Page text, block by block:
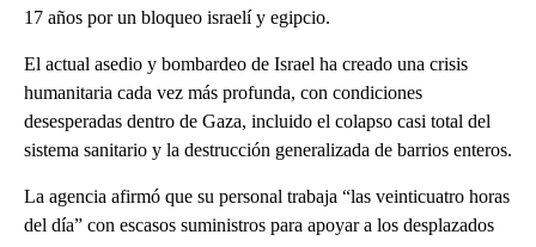
17 años por un bloqueo israelí y egipcio.
El actual asedio y bombardeo de Israel ha creado una crisis
humanitaria cada vez más profunda, con condiciones
desesperadas dentro de Gaza, incluido el colapso casi total del
sistema sanitario y la destrucción generalizada de barrios enteros.
La agencia afirmó que su personal trabaja “las veinticuatro horas
del día” con escasos suministros para apoyar a los desplazados